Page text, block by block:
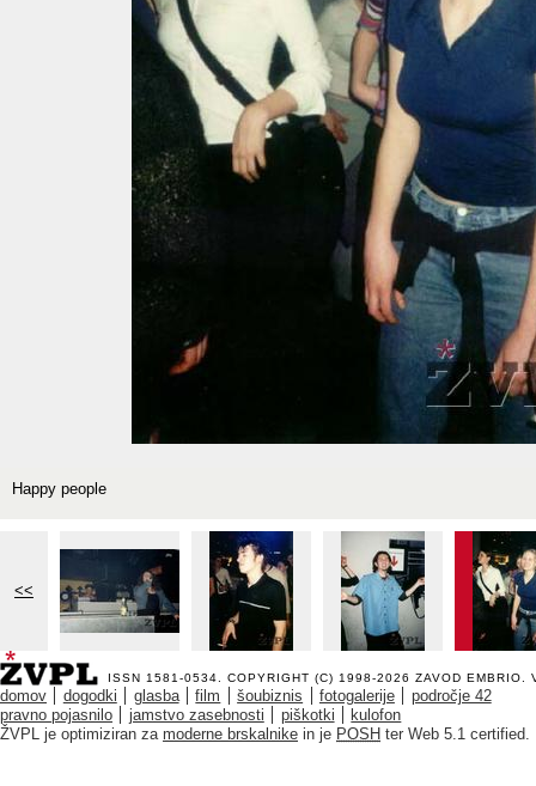
Happy people
<<
ISSN 1581-0534. COPYRIGHT (C) 1998-2026 ZAVOD EMBRIO .
domov dogodki glasba film šoubiznis fotogalerije
področje 42
pravno pojasnilo
jamstvo zasebnosti piškotki
kulofon
ŽVPL je optimiziran za moderne brskalnike in je POSH ter Web 5.1 certified.